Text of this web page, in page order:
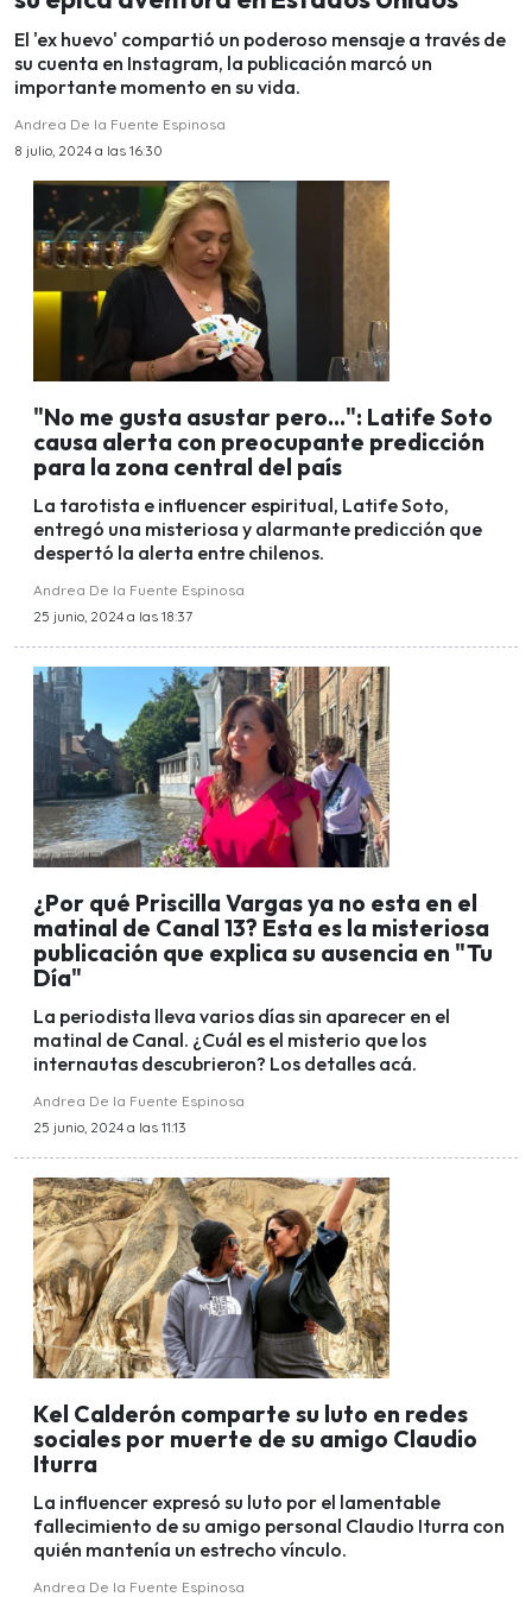
El 'ex huevo' compartió un poderoso mensaje a través de
su cuenta en Instagram, la publicación marcó un
importante momento en su vida.
Andrea De la Fuente Espinosa
8 julio, 2024 a las 16:30
"No me gusta asustar pero...": Latife Soto
causa alerta con preocupante predicción
para la zona central del país
La tarotista e influencer espiritual, Latife Soto,
entregó una misteriosa y alarmante predicción que
despertó la alerta entre chilenos.
Andrea De la Fuente Espinosa
25 junio, 2024 a las 18:37
¿Por qué Priscilla Vargas ya no esta en el
matinal de Canal 13? Esta es la misteriosa
publicación que explica su ausencia en "Tu
Día"
La periodista lleva varios días sin aparecer en el
matinal de Canal. ¿Cuál es el misterio que los
internautas descubrieron? Los detalles acá.
Andrea De la Fuente Espinosa
25 junio, 2024 a las 11:13
Kel Calderón comparte su luto en redes
sociales por muerte de su amigo Claudio
Iturra
La influencer expresó su luto por el lamentable
fallecimiento de su amigo personal Claudio Iturra con
quién mantenía un estrecho vínculo.
Andrea De la Fuente Espinosa